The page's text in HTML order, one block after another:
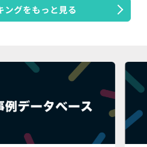
ングをもっと見る